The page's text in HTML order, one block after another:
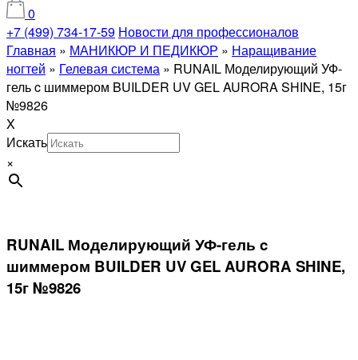
0
+7 (499) 734-17-59 Новости для профессионалов
Главная » МАНИКЮР И ПЕДИКЮР » Наращивание
ногтей » Гелевая система » RUNAIL Моделирующий УФ-
гель c шиммером BUILDER UV GEL AURORA SHINE, 15г
№9826
X
Искать
×
RUNAIL Моделирующий УФ-гель c
шиммером BUILDER UV GEL AURORA SHINE,
15г №9826